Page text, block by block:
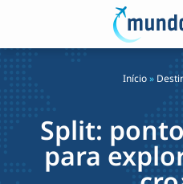
Início»
Split:
para